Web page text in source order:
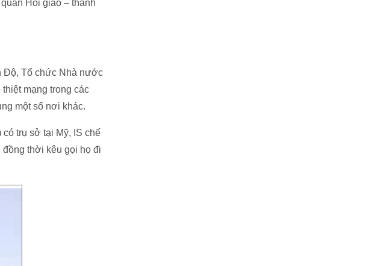
Hồi giáo – thành
Độ, Tổ chức Nhà nước
mạng trong các
một số nơi khác.
trụ sở tại Mỹ, IS chế
thời kêu gọi họ đi